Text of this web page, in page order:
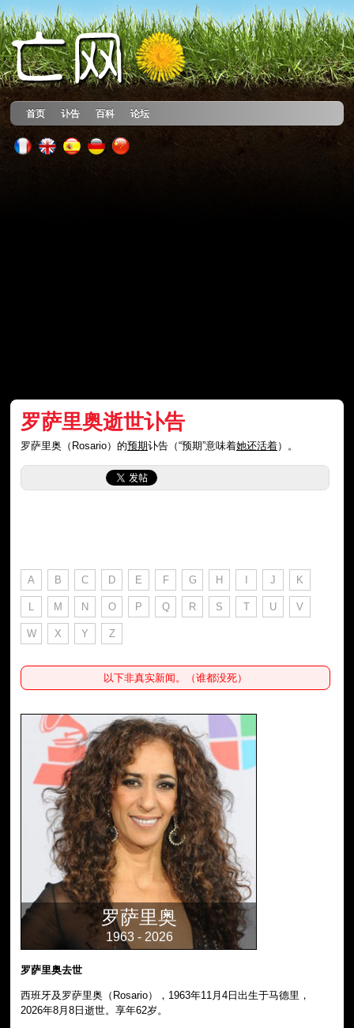
首页 讣告 百科 论坛
罗萨里奥逝世讣告
罗萨里奥（Rosario）的预期讣告（“预期”意味着她还活着）。
A B C D E F G H I J K
L M N O P Q R S T U V
W X Y Z
以下非真实新闻。（谁都没死）
罗萨里奥
1963 - 2026
罗萨里奥去世
西班牙及罗萨里奥（Rosario），1963年11月4日出生于马德里，
2026年8月8日逝世。享年62岁。